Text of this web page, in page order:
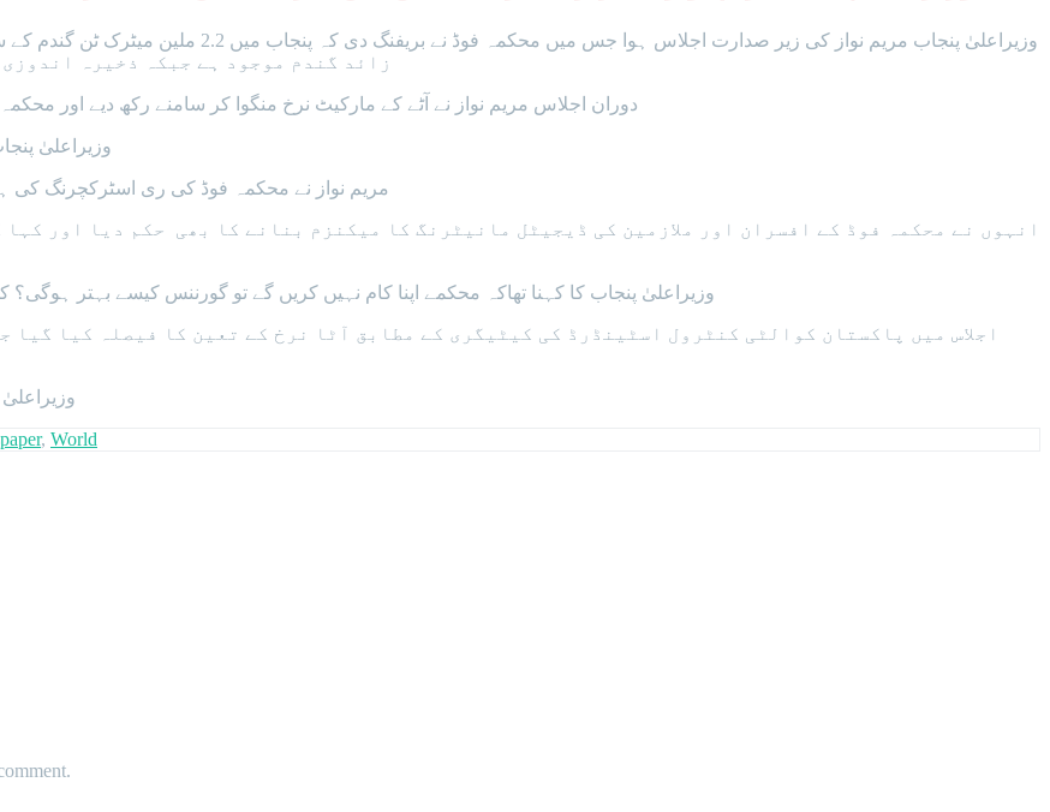
زائد گندم موجود ہے جبکہ ذخیرہ
وزیراعلیٰ
مریم نواز نے محکمہ فوڈ کی ری اسٹرکچرنگ کی
انہوں نے محکمہ فوڈ کے افسران اور ملازمین کی ڈیجیٹل مانیٹرنگ کا میکنزم بنانے کا بھی حکم دیا اور
وزیراعلیٰ پنجاب کا کہنا تھاکہ محکمے اپنا کام نہیں کریں گے تو گورننس کیسے بہتر
اجلاس میں پاکستان کوالٹی کنٹرول اسٹینڈرڈ کی کیٹیگری کے مطابق آٹا نرخ کے تعین کا فیصلہ کیا
, World